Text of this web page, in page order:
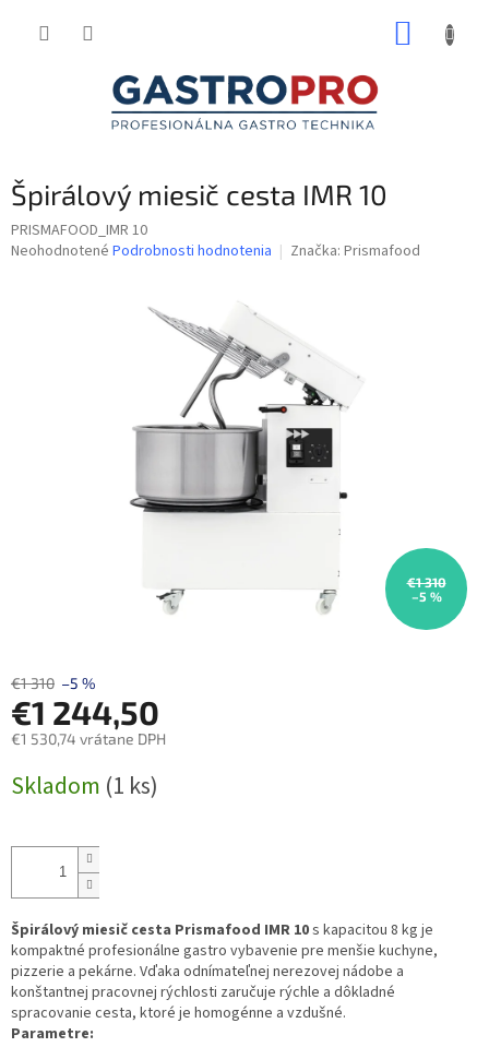
Špirálový miesič cesta IMR 10
PRISMAFOOD_IMR 10
Priemerné
Neohodnotené Podrobnosti hodnotenia Značka: Prismafood
€1 310
–5 %
€1 310 –5 %
€1 244,50
€1 530,74 vrátane DPH
cena:
Skladom (1 ks)
Špirálový miesič cesta Prismafood IMR 10s kapacitou 8 kg je
kompaktné profesionálne gastro vybavenie pre menšie kuchyne,
pizzerie a pekárne. Vďaka odnímateľnej nerezovej nádobe a
konštantnej pracovnej rýchlosti zaručuje rýchle a dôkladné
spracovanie cesta, ktoré je homogénne a vzdušné.
Parametre: